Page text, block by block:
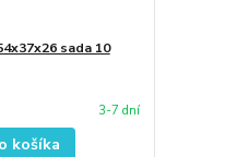
sada 10
3-7 dní
košíka